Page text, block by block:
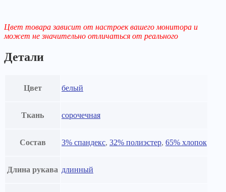
Цвет товара зависит от настроек вашего монитора и
может не значительно отличаться от реального
Детали
Цвет белый
Ткань сорочечная
Состав 3% спандекс, 32% полиэстер, 65% хлопок
Длина рукава длинный